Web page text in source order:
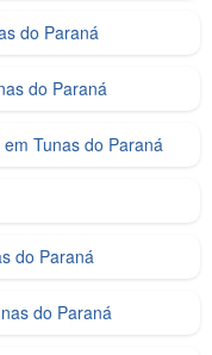
do Paraná
do Paraná
Tunas do Paraná
do Paraná
do Paraná